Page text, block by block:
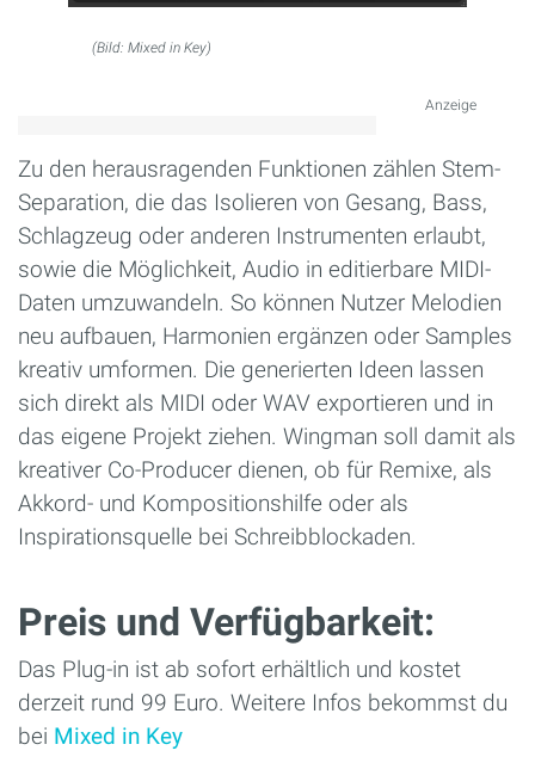
(Bild: Mixed in Key)
Anzeige
Zu den herausragenden Funktionen zählen Stem-
Separation, die das Isolieren von Gesang, Bass,
Schlagzeug oder anderen Instrumenten erlaubt,
sowie die Möglichkeit, Audio in editierbare MIDI-
Daten umzuwandeln. So können Nutzer Melodien
neu aufbauen, Harmonien ergänzen oder Samples
kreativ umformen. Die generierten Ideen lassen
sich direkt als MIDI oder WAV exportieren und in
das eigene Projekt ziehen. Wingman soll damit als
kreativer Co-Producer dienen, ob für Remixe, als
Akkord- und Kompositionshilfe oder als
Inspirationsquelle bei Schreibblockaden.
Preis und Verfügbarkeit:
Das Plug-in ist ab sofort erhältlich und kostet
derzeit rund 99 Euro. Weitere Infos bekommst du
bei Mixed in Key